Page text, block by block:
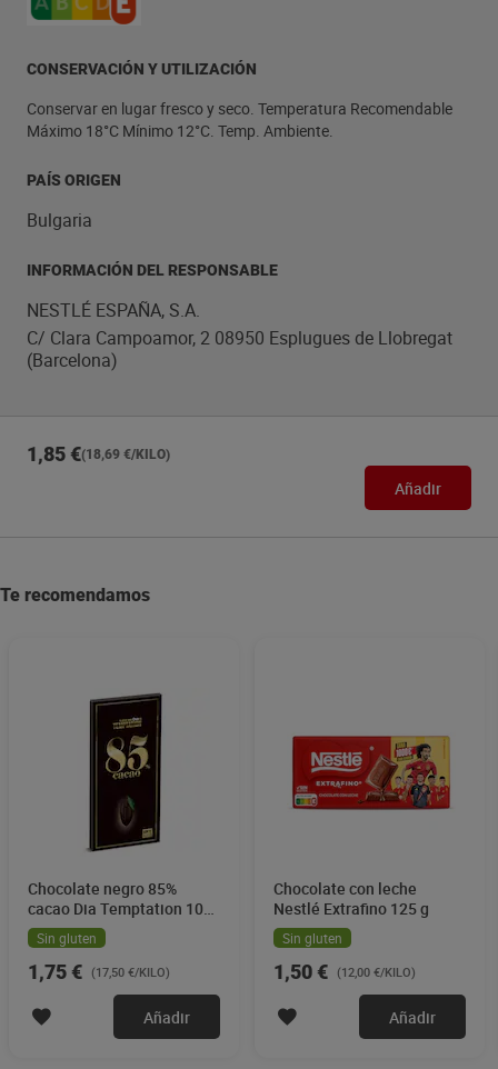
CONSERVACIÓN Y UTILIZACIÓN
Conservar en lugar fresco y seco. Temperatura Recomendable
Máximo 18°C Mínimo 12°C. Temp. Ambiente.
PAÍS ORIGEN
Bulgaria
INFORMACIÓN DEL RESPONSABLE
NESTLÉ ESPAÑA, S.A.
C/ Clara Campoamor, 2 08950 Esplugues de Llobregat
(Barcelona)
1,85 €(18,69 €/KILO)
Añadir
Te recomendamos
Chocolate negro 85%
cacao Dia Temptation 100
gSin gluten
1,75 € (17,50 €/KILO)
Añadir
Chocolate con leche
Nestlé Extrafino 125 g
Sin gluten
1,50 € (12,00 €/KILO)
Añadir